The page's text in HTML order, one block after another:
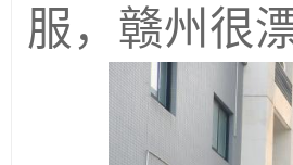
服，赣州很